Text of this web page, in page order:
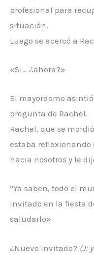
profesional para
situación.
Luego se acercó a
«Si… ¿ahora?»
El mayordomo
pregunta de Rachel.
Rachel, que se
estaba reflexionando
hacia nosotros y le
“Ya saben, todo el
invitado en la fiesta
saludarlo»
¿Nuevo invitado? (J: